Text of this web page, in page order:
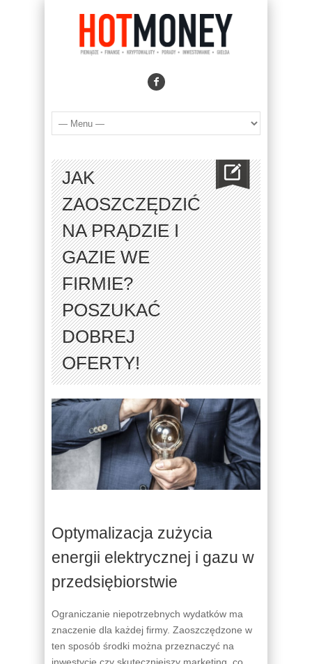
JAK
ZAOSZCZĘDZIĆ
NA PRĄDZIE I
GAZIE WE
FIRMIE?
POSZUKAĆ
DOBREJ
OFERTY!
Optymalizacja zużycia
energii elektrycznej i gazu w
przedsiębiorstwie
Ograniczanie niepotrzebnych wydatków ma
znaczenie dla każdej firmy. Zaoszczędzone w
ten sposób środki można przeznaczyć na
inwestycje czy skuteczniejszy marketing, co